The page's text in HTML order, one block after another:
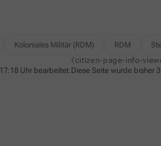
Koloniales Militär (RDM) RDM
Uhr bearbeitet.
⧼citizen-page-info-
Diese Seite wurde bisher